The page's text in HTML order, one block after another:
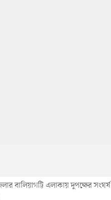
বালিয়াগট্টি এলাকায় দুপক্ষের সংঘর্ষ